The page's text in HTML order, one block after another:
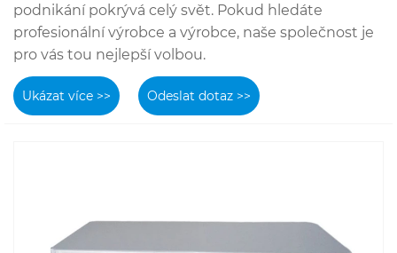
podnikání pokrývá celý svět. Pokud hledáte
profesionální výrobce a výrobce, naše společnost je
pro vás tou nejlepší volbou.
Ukázat více >> Odeslat dotaz >>